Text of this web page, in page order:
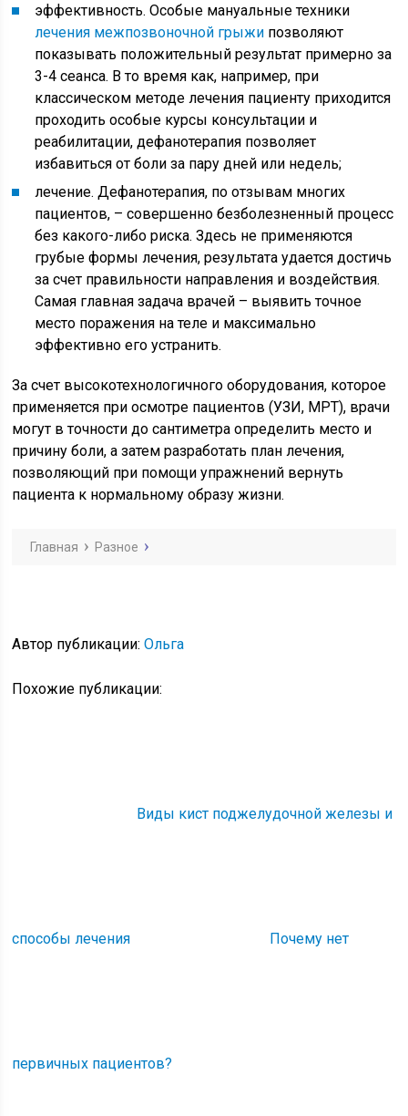
эффективность. Особые мануальные техники
лечения межпозвоночной грыжи позволяют
показывать положительный результат примерно за
3-4 сеанса. В то время как, например, при
классическом методе лечения пациенту приходится
проходить особые курсы консультации и
реабилитации, дефанотерапия позволяет
избавиться от боли за пару дней или недель;
лечение. Дефанотерапия, по отзывам многих
пациентов, – совершенно безболезненный процесс
без какого-либо риска. Здесь не применяются
грубые формы лечения, результата удается достичь
за счет правильности направления и воздействия.
Самая главная задача врачей – выявить точное
место поражения на теле и максимально
эффективно его устранить.
За счет высокотехнологичного оборудования, которое
применяется при осмотре пациентов (УЗИ, МРТ), врачи
могут в точности до сантиметра определить место и
причину боли, а затем разработать план лечения,
позволяющий при помощи упражнений вернуть
пациента к нормальному образу жизни.
Главная Разное
Автор публикации:Ольга
Похожие публикации:
Виды кист поджелудочной железы и
способы лечения Почему нет
первичных пациентов?